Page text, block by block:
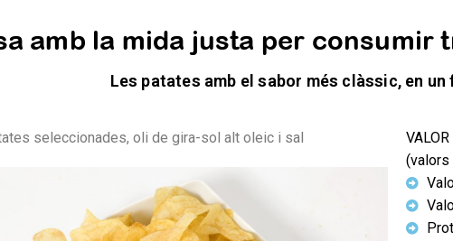
amb la mida justa per consumir
Les patates amb el sabor més clàssic, en
seleccionades, oli de gira-sol alt oleic i sal
(valors